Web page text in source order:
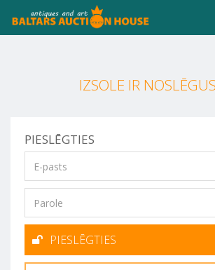
IZSOLE IR
PIESLĒGTIES
PIESLĒGTIES